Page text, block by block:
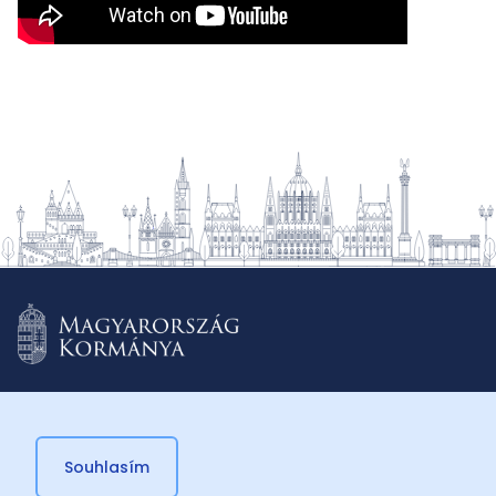
© 2026 Külügyminisztérium
Souhlasím